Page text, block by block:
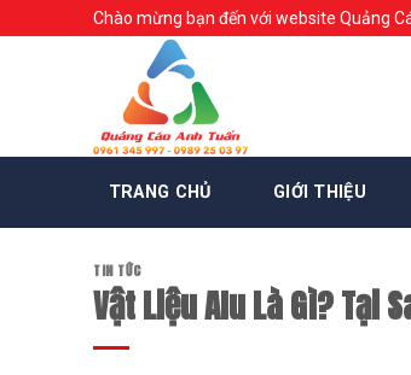
to
Chào mừng bạn đến với website Quảng
TRANG CHỦ GIỚI THIỆU
TIN TỨC
Vật Liệu Alu Là Gì? Tại